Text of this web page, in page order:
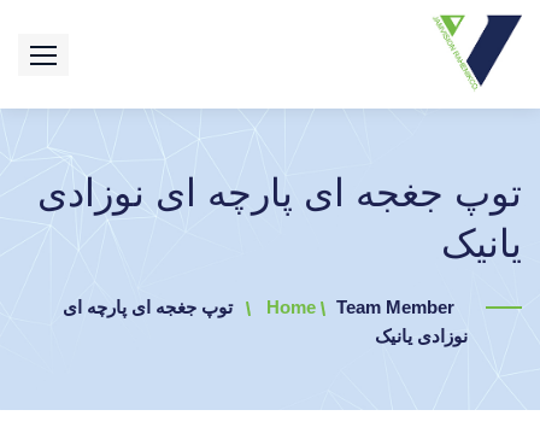
توپ جغجه ای پارچه ای نوزادی
یانیک
Home Team Member
توپ جغجه ای پارچه ای
نوزادی یانیک